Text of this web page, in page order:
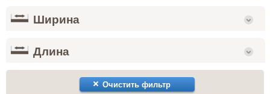
Ширина
Длина
Очистить фильтр